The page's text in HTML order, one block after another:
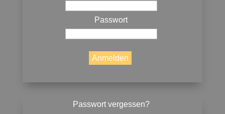
Passwort
Passwort vergessen?